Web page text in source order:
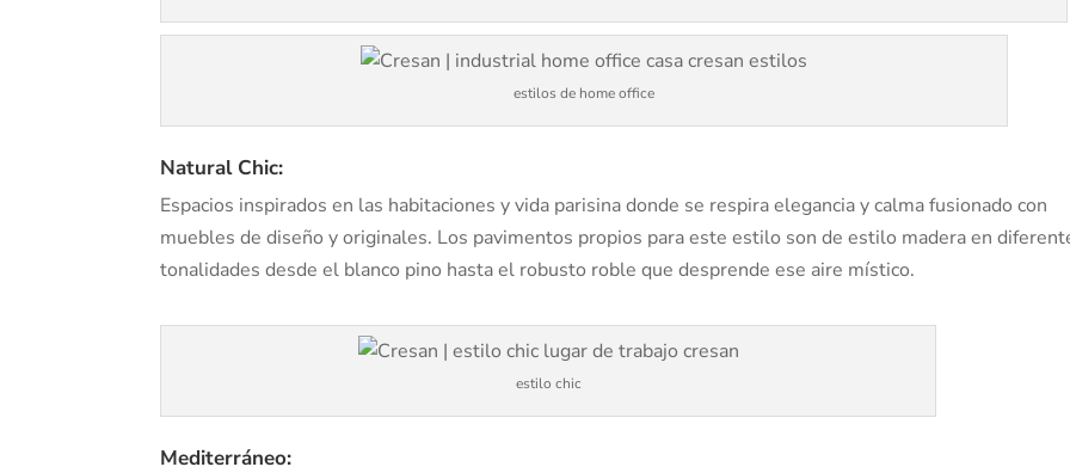
estilos de home office
Natural Chic:
Espacios inspirados en las habitaciones y vida parisina donde se respira elegancia y calma fusionado con
muebles de diseño y originales. Los pavimentos propios para este estilo son de estilo madera en
tonalidades desde el blanco pino hasta el robusto roble que desprende ese aire místico.
estilo chic
Mediterráneo: